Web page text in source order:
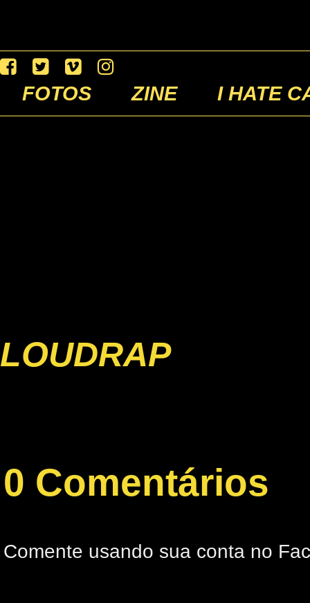
FOTOS ZINE I HATE
LOUDRAP
0 Comentários
Comente usando sua conta no